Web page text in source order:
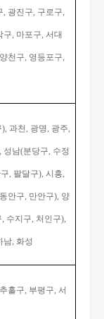
, 광진구, 구로구,
구, 마포구, 서대
양천구, 영등포구,
), 과천, 광명, 광주,
, 성남(분당구, 수정
, 팔달구), 시흥,
안구, 만안구), 양
, 수지구, 처인구),
남, 화성
홀구, 부평구, 서